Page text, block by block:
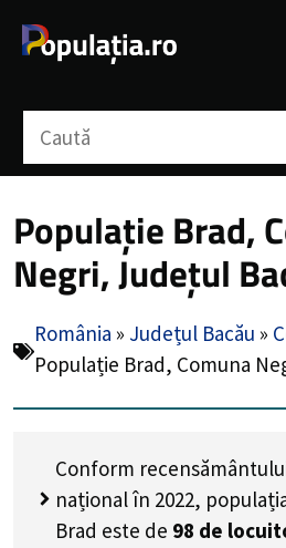
Populație Brad,
Negri, Județul
România » Județul Bacău »
Populație Brad, Comuna
Conform
național în 2022,
Brad este de 98 de